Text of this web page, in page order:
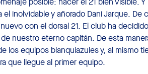
el inolvidable y añorado Dani Jarque. De
con el dorsal 21. El club ha
nuestro eterno capitán. De esta
los equipos blanquiazules y, al mismo
que llegue al primer equipo.